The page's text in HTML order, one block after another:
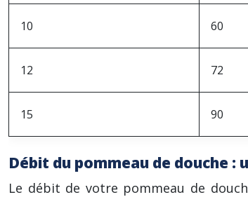
10 60
12 72
15 90
Débit du pommeau de douche :
Le débit de votre pommeau de